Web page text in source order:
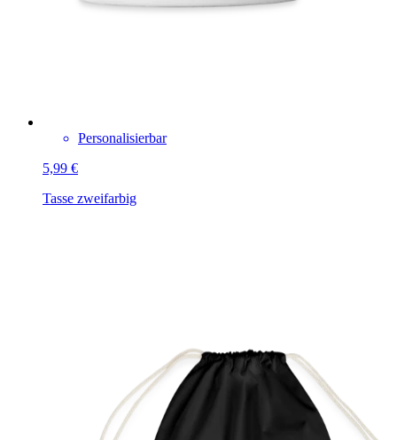
Personalisierbar
5,99 €
Tasse zweifarbig